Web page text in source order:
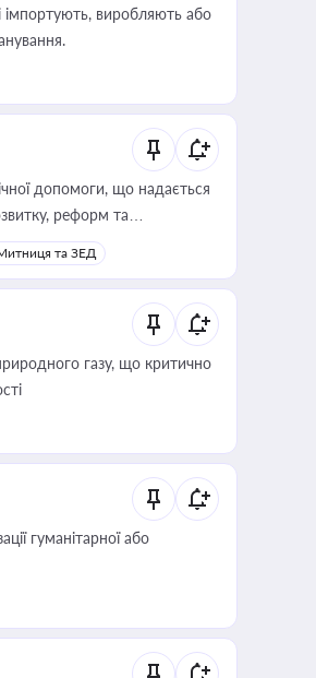
імпортують, виробляють або
допомоги, що надається
реформ та
та ЗЕД
газу, що критично
гуманітарної або